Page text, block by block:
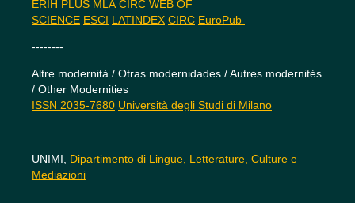
ERIH PLUS MLA CIRC WEB OF
SCIENCE ESCI LATINDEX CIRC EuroPub
--------
Altre modernità / Otras modernidades / Autres modernités
/ Other Modernities
ISSN 2035-7680 Università degli Studi di Milano
UNIMI, Dipartimento di Lingue, Letterature, Culture e
Mediazioni